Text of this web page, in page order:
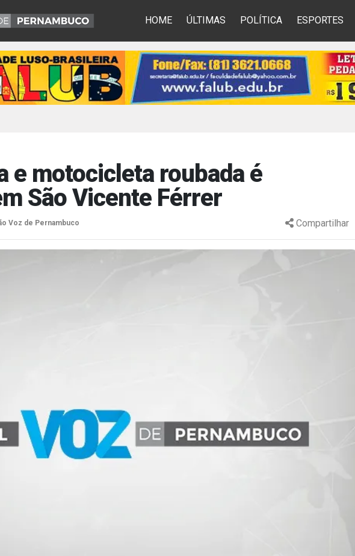
HOME ÚLTIMAS POLÍTICA ESPORTES
e motocicleta roubada é
São Vicente Férrer
Voz de Pernambuco Compartilhar